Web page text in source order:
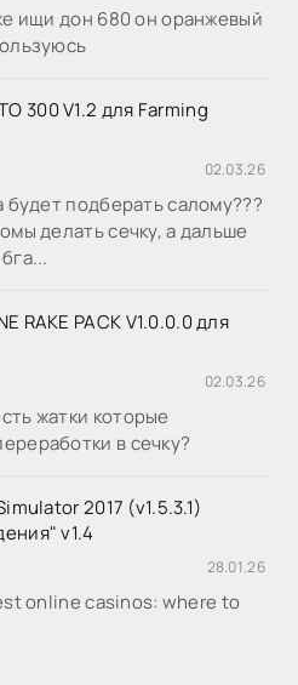
ищи дон 680 он оранжевый
300 V1.2 для Farming
02.03.26
будет подберать салому???
делать сечку, а дальше
RAKE PACK V1.0.0.0 для
02.03.26
жатки которые
в сечку?
2017 (v1.5.3.1)
v1.4
28.01.26
online casinos: where to